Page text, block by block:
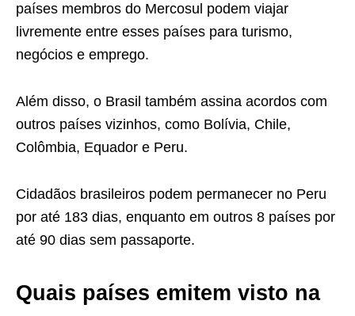
países membros do Mercosul podem viajar
livremente entre esses países para turismo,
negócios e emprego.
Além disso, o Brasil também assina acordos com
outros países vizinhos, como Bolívia, Chile,
Colômbia, Equador e Peru.
Cidadãos brasileiros podem permanecer no Peru
por até 183 dias, enquanto em outros 8 países por
até 90 dias sem passaporte.
Quais países emitem visto na